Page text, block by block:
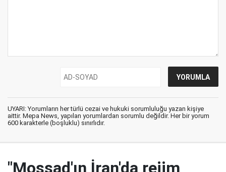
UYARI: Yorumların her türlü cezai ve hukuki sorumluluğu yazan kişiye
aittir. Mepa News, yapılan yorumlardan sorumlu değildir. Her bir yorum
600 karakterle (boşluklu) sınırlıdır.
"Mossad'ın İran'da rejim